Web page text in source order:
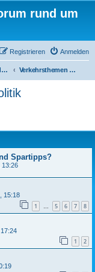
rund um
Anmelden
Registrieren
Neues aus der Welt der Autos Verkehrsthemen und Verkehrspolitik
Spartipps?
13:26
15:18
1 … 5 6 7 8
1 2